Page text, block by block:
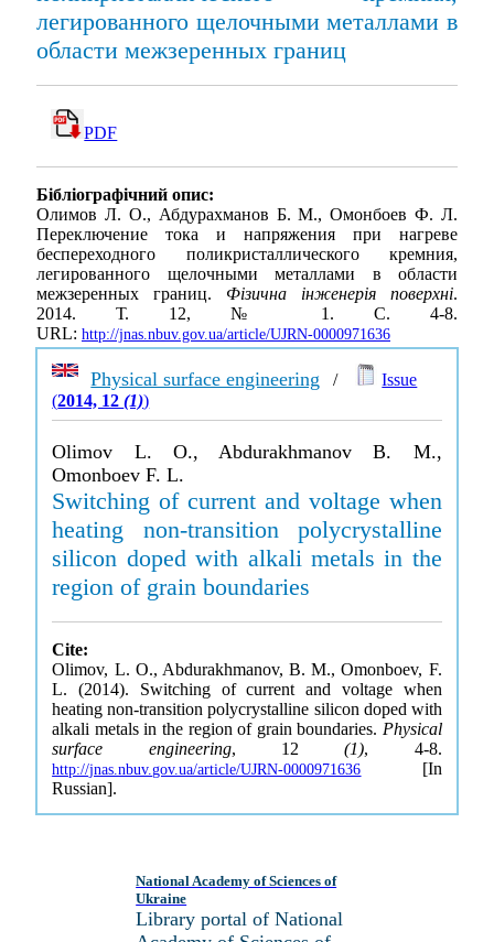
легированного щелочными металлами в
области межзеренных границ
PDF
Бібліографічний опис:
Олимов Л. О., Абдурахманов Б. М., Омонбоев Ф. Л.
Переключение тока и напряжения при нагреве
беспереходного поликристаллического кремния,
легированного щелочными металлами в области
межзеренных границ. Фізична інженерія поверхні.
2014. Т. 12, № 1. С. 4-8.
URL: http://jnas.nbuv.gov.ua/article/UJRN-0000971636
Physical surface engineering /
Issue
(2014, 12(1))
Olimov L. O., Abdurakhmanov B. M.,
Omonboev F. L.
Switching of current and voltage when
heating non-transition polycrystalline
silicon doped with alkali metals in the
region of grain boundaries
Cite:
Olimov, L. O., Abdurakhmanov, B. M., Omonboev, F.
L. (2014). Switching of current and voltage when
heating non-transition polycrystalline silicon doped with
alkali metals in the region of grain boundaries. Physical
surface engineering, 12(1), 4-8.
http://jnas.nbuv.gov.ua/article/UJRN-0000971636 [In
Russian].
National Academy of Sciences of
Ukraine
Library portal of National